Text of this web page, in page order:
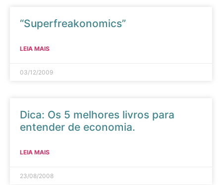
“Superfreakonomics”
LEIA MAIS
03/12/2009
Dica: Os 5 melhores livros para
entender de economia.
LEIA MAIS
23/08/2008